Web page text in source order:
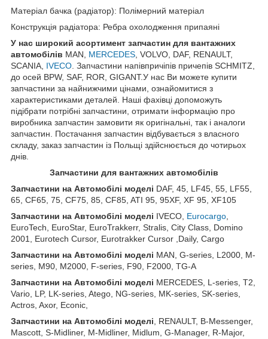
Матеріал бачка (радіатор): Полімерний матеріал
Конструкція радіатора: Ребра охолодження припаяні
У нас широкий асортимент запчастин для вантажних
автомобілів MAN, MERCEDES , VOLVO, DAF, RENAULT,
SCANIA, IVECO . Запчастини напівпричіпів причепів SCHMITZ,
до осей BPW, SAF, ROR, GIGANT.У нас Ви можете купити
запчастини за найнижчими цінами, ознайомитися з
характеристиками деталей. Наші фахівці допоможуть
підібрати потрібні запчастини, отримати інформацію про
виробника запчастин замовити як оригінальні, так і аналоги
запчастин. Постачання запчастин відбувається з власного
складу, заказ запчастин із Польщі здійснюється до чотирьох
днів.
Запчастини для вантажних автомобілів
Запчастини на Автомобілі моделі DAF, 45, LF45, 55, LF55,
65, CF65, 75, CF75, 85, CF85, ATI 95, 95XF, XF 95, XF105
Запчастини на Автомобілі моделі IVECO, Eurocargo
EuroTech, EuroStar, EuroTrakkerr, Stralis, City Class, Domino
2001, Eurotech Cursor, Eurotrakker Cursor ,Daily, Cargo
Запчастини на Автомобілі моделі MAN, G-series, L2000, M-
series, M90, M2000, F-series, F90, F2000, TG-A
Запчастини на Автомобілі моделі MERCEDES, L-series, T2,
Vario, LP, LK-series, Atego, NG-series, MK-series, SK-series,
Actros, Axor, Econic,
Запчастини на Автомобілі моделі , RENAULT, B-Messenger,
Mascott, S-Midliner, M-Midliner, Midlum, G-Manager, R-Major,